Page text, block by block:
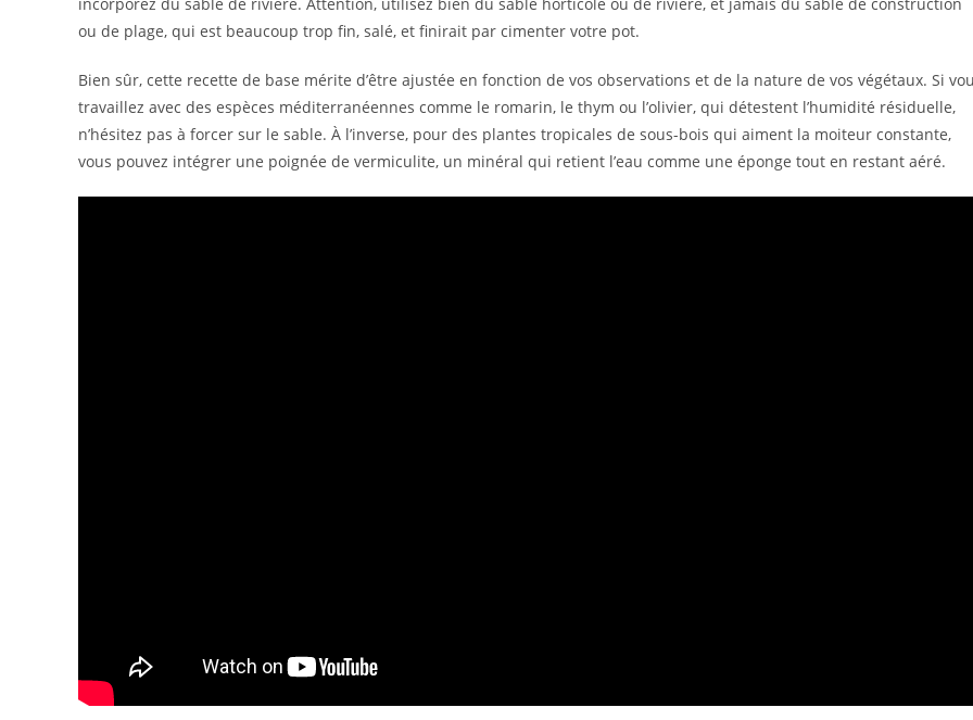
ou de plage, qui est beaucoup trop fin, salé, et finirait par cimenter votre pot.
Bien sûr, cette recette de base mérite d’être ajustée en fonction de vos observations et de la nature de vos végétaux. Si
travaillez avec des espèces méditerranéennes comme le romarin, le thym ou l’olivier, qui détestent l’humidité résiduelle,
n’hésitez pas à forcer sur le sable. À l’inverse, pour des plantes tropicales de sous-bois qui aiment la moiteur constante,
vous pouvez intégrer une poignée de vermiculite, un minéral qui retient l’eau comme une éponge tout en restant aéré.